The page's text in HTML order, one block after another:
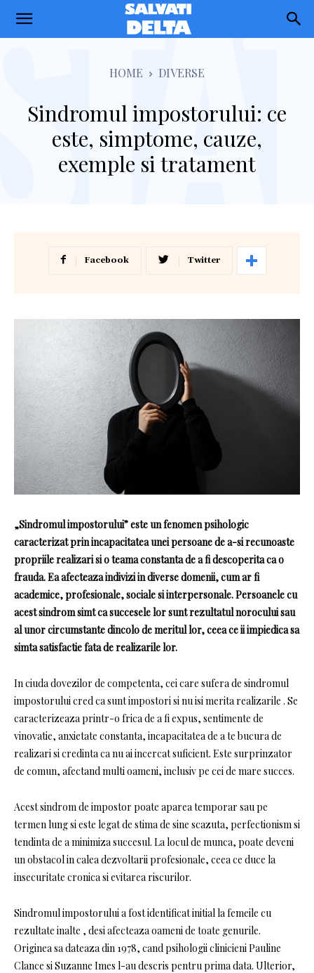
Salvati
HOME DIVERSE
Sindromul impostorului: ce
este, simptome, cauze,
exemple si tratament
Facebook Twitter
„Sindromul impostorului” este un fenomen psihologic
caracterizat prin incapacitatea unei persoane de a-si recunoaste
propriile realizari si o teama constanta de a fi descoperita ca o
frauda. Ea afecteaza indivizi in diverse domenii, cum ar fi
academice, profesionale, sociale si interpersonale. Persoanele cu
acest sindrom simt ca succesele lor sunt rezultatul norocului sau
al unor circumstante dincolo de meritul lor, ceea ce ii impiedica sa
simta satisfactie fata de realizarile lor.
In ciuda dovezilor de competenta, cei care sufera de sindromul
impostorului cred ca sunt impostori si nu isi merita realizarile . Se
caracterizeaza printr-o frica de a fi expus, sentimente de
vinovatie, anxietate constanta, incapacitatea de a te bucura de
realizari si credinta ca nu ai incercat suficient. Este surprinzator
de comun, afectand multi oameni, inclusiv pe cei de mare succes.
Acest sindrom de impostor poate aparea temporar sau pe
termen lung si este legat de stima de sine scazuta, perfectionism si
tendinta de a minimiza succesul. La locul de munca, poate deveni
un obstacol in calea dezvoltarii profesionale, ceea ce duce la
insecuritate cronica si evitarea riscurilor.
Sindromul impostorului a fost identificat initial la femeile cu
rezultate inalte , desi afecteaza oameni de toate genurile.
Originea sa dateaza din 1978, cand psihologii clinicieni Pauline
Clance si Suzanne Imes l-au descris pentru prima data. Ulterior,